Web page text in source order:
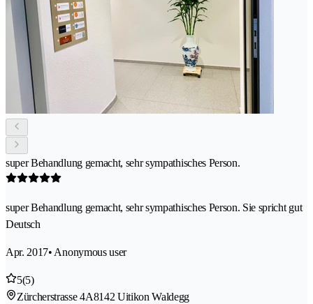
super Behandlung gemacht, sehr sympathisches Person.
super Behandlung gemacht, sehr sympathisches Person. Sie spricht gut
Deutsch
Apr. 2017• Anonymous user
5(5)
Zürcherstrasse 4A8142 Uitikon Waldegg